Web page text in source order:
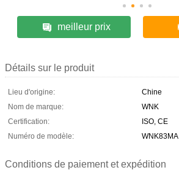
meilleur prix
Détails sur le produit
Lieu d'origine:
Chine
Nom de marque:
WNK
Certification:
ISO, CE
Numéro de modèle:
WNK83MA
Conditions de paiement et expédition